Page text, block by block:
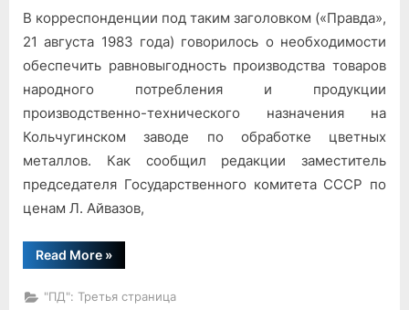
«Розы
на
В корреспонденции под таким заголовком («Правда»,
21 августа 1983 года) говорилось о необходимости
обеспечить равновыгодность производства товаров
народного потребления и продукции
производственно-технического назначения на
Кольчугинском заводе по обработке цветных
металлов. Как сообщил редакции заместитель
председателя Государственного комитета СССР по
ценам Л. Айвазов,
Read More“«Розы
на
»
"ПД": Третья страница